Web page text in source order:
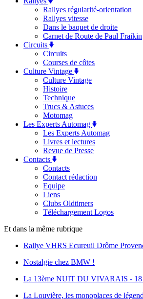
Rallyes régularité-orientation
Rallyes vitesse
Dans le baquet de droite
Carnet de Route de Paul Fraikin
Circuits
Circuits
Courses de côtes
Culture Vintage
Culture Vintage
Histoire
Technique
Trucs & Astuces
Motomag
Les Experts Automag
Les Experts Automag
Livres et lectures
Revue de Presse
Contacts
Contacts
Contact rédaction
Equipe
Liens
Clubs Oldtimers
Téléchargement Logos
Et dans la même rubrique
Rallye VHRS Ecureuil Drôme
Nostalgie chez BMW !
La 13ème NUIT DU VIVARAIS - 18
La Louvière, les monoplaces de